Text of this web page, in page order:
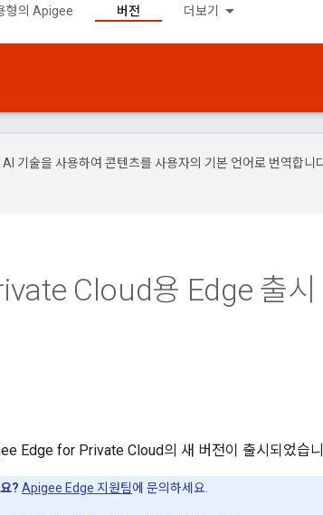
형의 Apigee 버전 더보기
기술을 사용하여 콘텐츠를 사용자의 기본 언어로 번역합니
Cloud용 Edge 출시
Edge for Private Cloud의 새 버전이 출시되었습
? Apigee Edge 지원팀에 문의하세요.